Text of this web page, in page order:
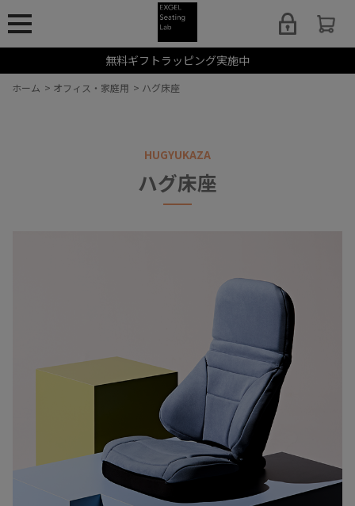
無料ギフトラッピング実施中
HUGYUKAZA
ハグ床座
ホーム > オフィス・家庭用 > ハグ床座